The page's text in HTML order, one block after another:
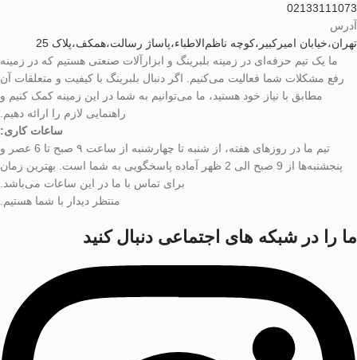
02133111073
آدرس
تهران،خیابان امیرکبیر،کوچه ناظم‌الاطباء،پاساژ رسالت،همکف،پلاک 25
ما یک تیم حرفه‌ای در زمینه بلبرینگ و ابزارآلات صنعتی هستیم که در زمینه
رفع مشکلات شما فعالیت می‌کنیم. اگر دنبال بلبرینگ با کیفیت و متعلقات آن
مطابق با نیاز خود هستید، ما می‌توانیم به شما در این زمینه کمک کنیم و
راهنمایی لازم را ارائه دهیم.
ساعات کاری:
تیم ما در روزهای هفته، از شنبه تا چهارشنبه از ساعت ۹ صبح تا 6 عصر و
پنجشنبه‌ها از 9 صبح الی 2 ظهر آماده پاسخگویی به شما است. بهترین زمان
برای تماس با ما در این ساعات می‌باشد.
منتظر دیدار با شما هستیم.
ما را در شبکه های اجتماعی دنبال کنید